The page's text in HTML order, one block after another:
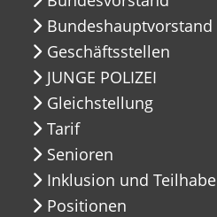
Bundeshauptvorstand
Geschäftsstellen
JUNGE POLIZEI
Gleichstellung
Tarif
Senioren
Inklusion und Teilhabe
Positionen